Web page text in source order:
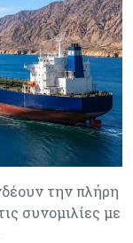
την πλήρη
συνομιλίες με